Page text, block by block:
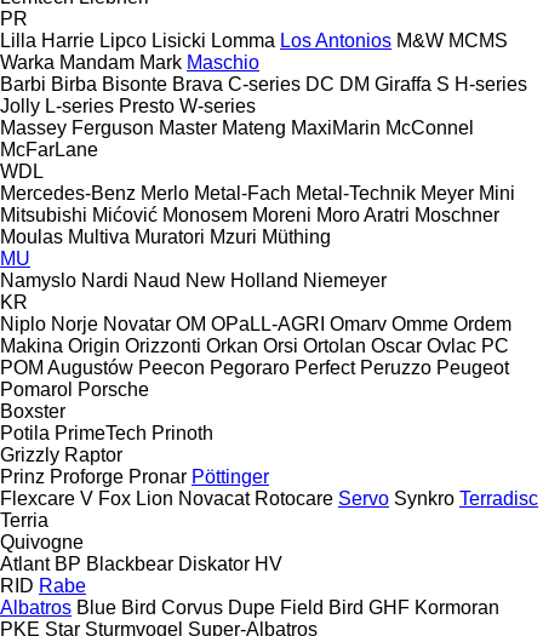
PR
Lilla Harrie Lipco Lisicki Lomma Los Antonios M&W MCMS
Warka Mandam Mark Maschio
Barbi Birba Bisonte Brava C-series DC DM Giraffa S H-series
Jolly L-series Presto W-series
Massey Ferguson Master Mateng MaxiMarin McConnel
McFarLane
WDL
Mercedes-Benz Merlo Metal-Fach Metal-Technik Meyer Mini
Mitsubishi Mićović Monosem Moreni Moro Aratri Moschner
Moulas Multiva Muratori Mzuri Müthing
MU
Namyslo Nardi Naud New Holland Niemeyer
KR
Niplo Norje Novatar OM OPaLL-AGRI Omarv Omme Ordem
Makina Origin Orizzonti Orkan Orsi Ortolan Oscar Ovlac PC
POM Augustów Peecon Pegoraro Perfect Peruzzo Peugeot
Pomarol Porsche
Boxster
Potila PrimeTech Prinoth
Grizzly Raptor
Prinz Proforge Pronar Pöttinger
Flexcare V Fox Lion Novacat Rotocare Servo Synkro Terradisc
Terria
Quivogne
Atlant BP Blackbear Diskator HV
RID Rabe
Albatros Blue Bird Corvus Dupe Field Bird GHF Kormoran
PKE Star Sturmvogel Super-Albatros